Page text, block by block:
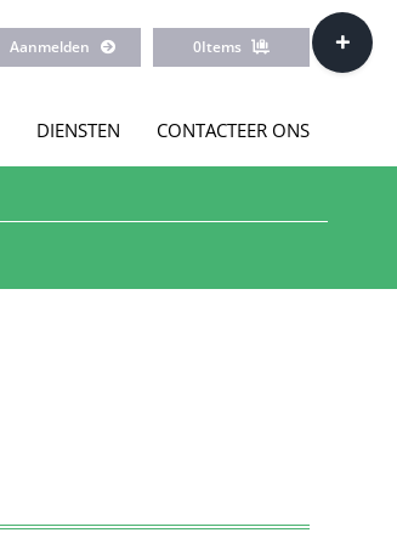
Aanmelden 0Items
DIENSTEN CONTACTEER ONS
Toggle
Sliding